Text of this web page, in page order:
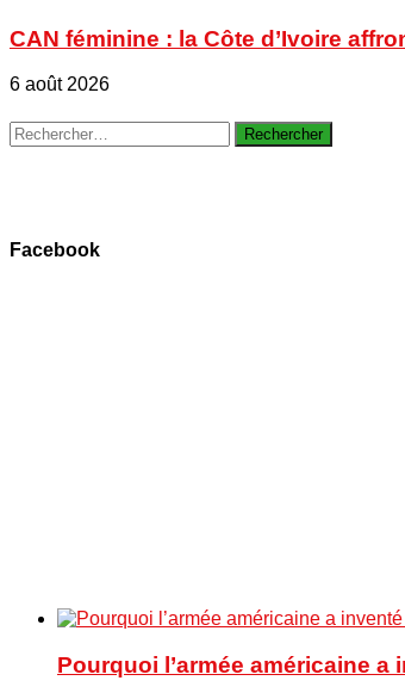
CAN féminine : la Côte d’Ivoire
6 août 2026
Rechercher :
Facebook
Pourquoi l’armée américaine a